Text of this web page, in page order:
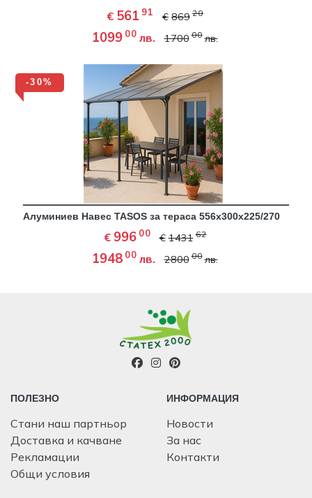
€ 561 91 € 869 20
1099 00 лв. 1700 00 лв.
-30%
Алуминиев Навес TASOS за тераса 556х300х225/270
€ 996 00 € 1431 62
1948 00 лв. 2800 00 лв.
ПОЛЕЗНО
Стани наш партньор
Доставка и качване
Рекламации
Общи условия
ИНФОРМАЦИЯ
Новости
За нас
Контакти